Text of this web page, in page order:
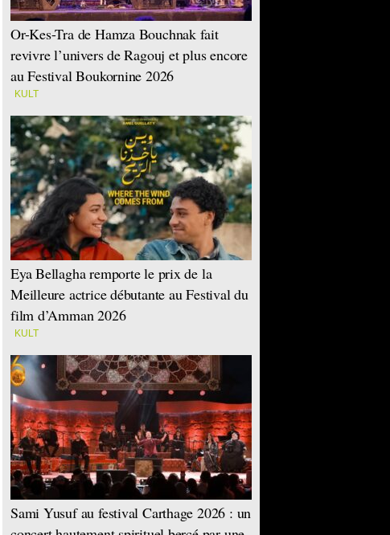
Or-Kes-Tra de Hamza Bouchnak fait
revivre l’univers de Ragouj et plus encore
au Festival Boukornine 2026
KULT
Eya Bellagha remporte le prix de la
Meilleure actrice débutante au Festival du
film d’Amman 2026
KULT
Sami Yusuf au festival Carthage 2026 : un